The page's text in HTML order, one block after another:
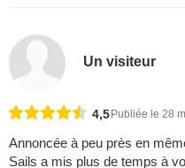
Un visiteur
4,5Publiée le 28
Annoncée à peu près en
Sails a mis plus de temps à